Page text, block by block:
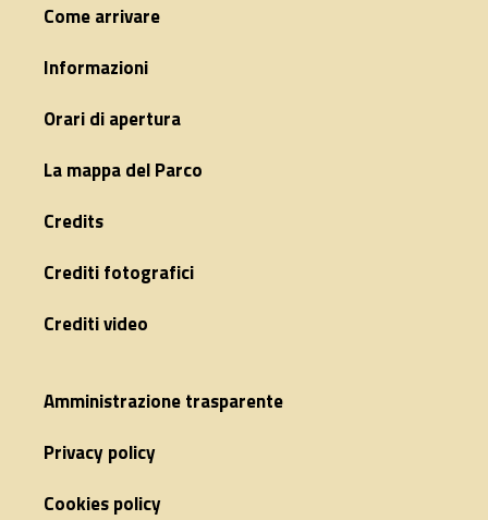
Come arrivare
Informazioni
Orari di apertura
La mappa del Parco
Credits
Crediti fotografici
Crediti video
Amministrazione trasparente
Privacy policy
Cookies policy